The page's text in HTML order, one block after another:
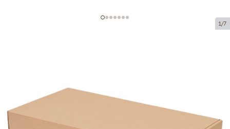
1/7
Preces kods:
Izmērs: